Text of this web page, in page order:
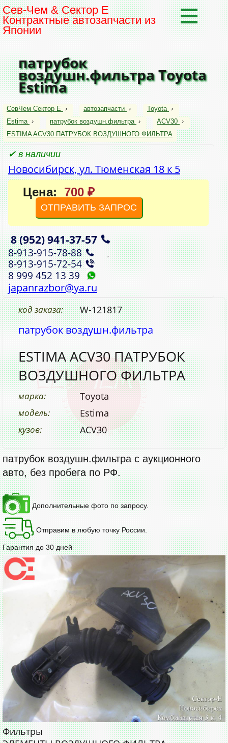
Сев-Чем & Сектор Е
Контрактные автозапчасти из
Японии
патрубок
воздушн.фильтра Toyota
Estima
СевЧем Сектор Е › автозапчасти › Toyota ›
Estima › патрубок воздушн.фильтра › ACV30 ›
ESTIMA ACV30 ПАТРУБОК ВОЗДУШНОГО ФИЛЬТРА
✔ в наличии
Новосибирск, ул. Тюменская 18 к 5
Цена: 700 ₽
ОТПРАВИТЬ ЗАПРОС
8 (952)941‑37‑57 ,
8‑913‑915‑78‑88 ,
8‑913‑915‑72‑54
8 999 452 13 39
japanrazbor@ya.ru
код заказа: W-121817
патрубок воздушн.фильтра
ESTIMA ACV30 ПАТРУБОК
ВОЗДУШНОГО ФИЛЬТРА
марка: Toyota
модель: Estima
кузов: ACV30
патрубок воздушн.фильтра с аукционного
авто, без пробега по РФ.
Дополнительные фото по запросу.
Отправим в любую точку России.
Гарантия до 30 дней
Фильтры